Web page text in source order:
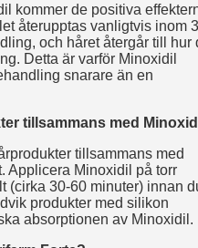
kommer de positiva
återupptas vanligtvis inom
och håret återgår till hur
Detta är varför Minoxidil
snarare än en
tillsammans med
tillsammans med
Applicera Minoxidil på torr
(cirka 30-60 minuter) innan
produkter med silikon
absorptionen av Minoxidil.